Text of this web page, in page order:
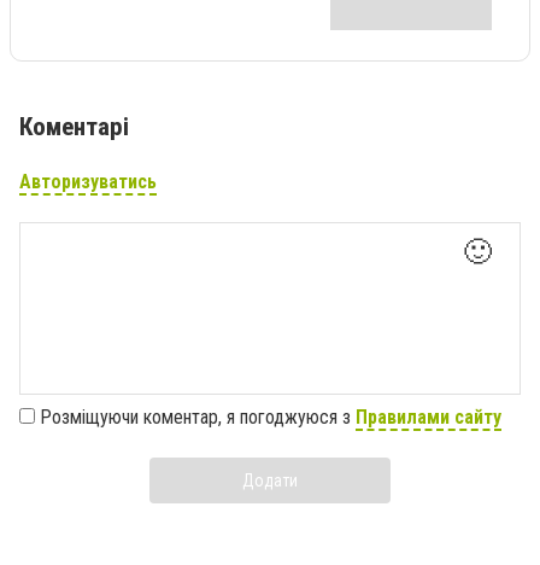
Коментарі
Авторизуватись
🙂
Розміщуючи коментар, я погоджуюся з Правилами сайту
Додати